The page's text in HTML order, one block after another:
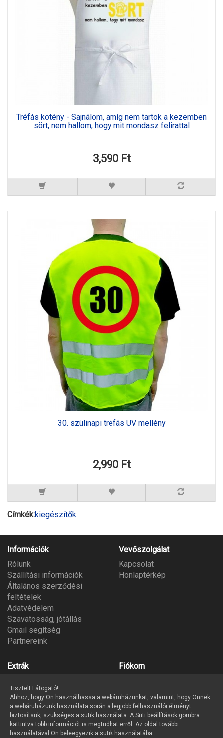
Tréfás kötény - Sajnálom, amíg nem tartok a kezemben
sört, nem hallom, hogy mit mondasz felirattal
3,590 Ft
30. szülinapi tréfás UV mellény
2,990 Ft
Címkék:kiegészítők
Információk
Rólunk
Szállítási információk
Általános szerződési
feltételek
Adatvédelem
Szavatosság, jótállás
Gmail segítség
Partnereink
Vevőszolgálat
Kapcsolat
Honlaptérkép
Extrák
Ajándék utalvány
Partner program
Fiókom
Kívánságlista
Hírlevél
Tisztelt Látogató!
Ahhoz, hogy Ön használhassa a webáruházunkat, valamint, hogy Önnek
a webáruházunk használata során a legjobb felhasználói élményt
biztosítsuk, szükséges a sütik használata. A Süti beállítások gombra
kattintva több információt is megtudhat erről. Az oldal további
használatával Ön beleegyezik a sütik használatába.